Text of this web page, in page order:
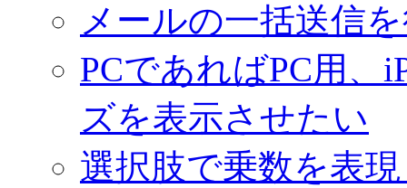
メールの一括送信
PCであればPC用、
ズを表示させたい
選択肢で乗数を表